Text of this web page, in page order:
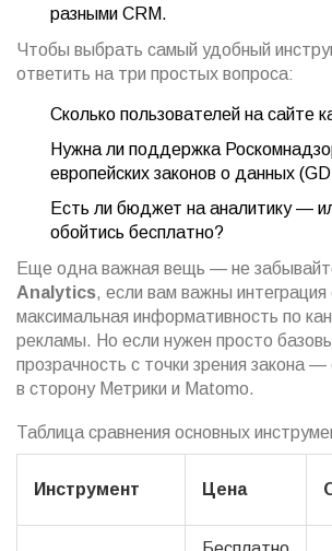
разными CRM.
Чтобы выбрать самый удобный
ответить на три простых вопроса:
Сколько пользователей на сайте
Нужна ли поддержка
европейских законов о данных
Есть ли бюджет на аналитику —
обойтись бесплатно?
Еще одна важная вещь — не
Analytics, если вам важны интеграция
максимальная информативность по
рекламы. Но если нужен просто
прозрачность с точки зрения закона
в сторону Метрики и Matomo.
Таблица сравнения основных
Инструмент Цена